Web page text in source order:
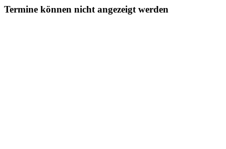
Termine können nicht angezeigt werden